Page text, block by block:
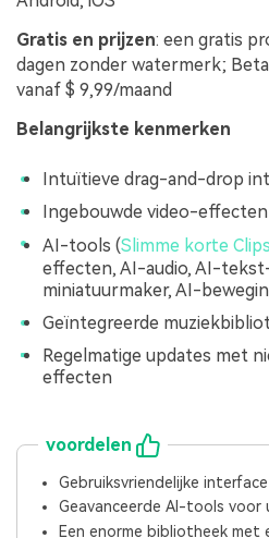
Gratis en prijzen: een gratis
dagen zonder watermerk;
vanaf $ 9,99/maand
Belangrijkste kenmerken
Intuïtieve drag-and-drop
Ingebouwde video-
AI-tools (Slimme korte Clips
effecten, AI-audio, AI-
miniatuurmaker, AI-
Geïntegreerde
Regelmatige updates met
effecten
voordelen
Gebruiksvriendelijke
Geavanceerde AI-tools voor
Een enorme bibliotheek